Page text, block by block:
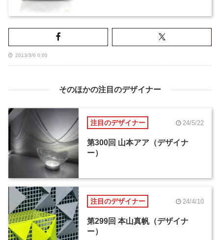
2013/3/6 0:00
そのほかの注目のデザイナー
注目のデザイナー 24/5/22
第300回 山本アア（デザイナ
ー）
注目のデザイナー 24/4/10
第299回 本山真帆（デザイナ
ー）